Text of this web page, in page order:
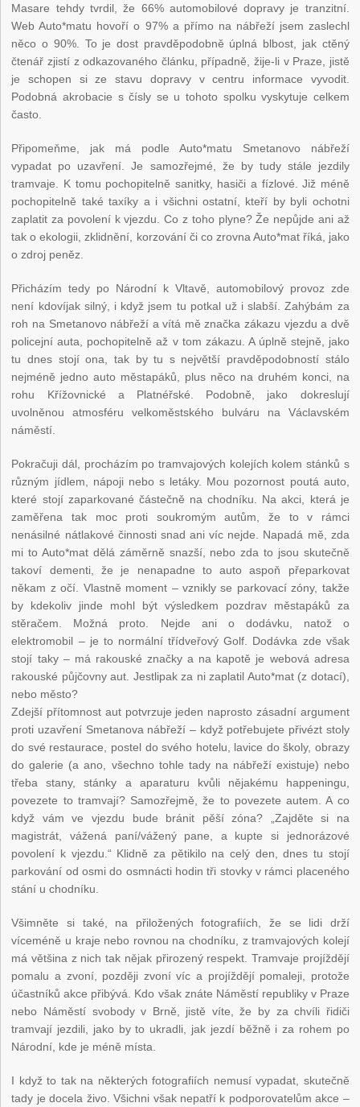
Masare tehdy tvrdil, že 66% automobilové dopravy je tranzitní.
Web Auto*matu hovoří o 97% a přímo na nábřeží jsem zaslechl
něco o 90%. To je dost pravděpodobně úplná blbost, jak ctěný
čtenář zjistí z odkazovaného článku, případně, žije-li v Praze, jistě
je schopen si ze stavu dopravy v centru informace vyvodit.
Podobná akrobacie s čísly se u tohoto spolku vyskytuje celkem
často.
Připomeňme, jak má podle Auto*matu Smetanovo nábřeží
vypadat po uzavření. Je samozřejmé, že by tudy stále jezdily
tramvaje. K tomu pochopitelně sanitky, hasiči a fízlové. Již méně
pochopitelně také taxíky a i všichni ostatní, kteří by byli ochotni
zaplatit za povolení k vjezdu. Co z toho plyne? Že nepůjde ani až
tak o ekologii, zklidnění, korzování či co zrovna Auto*mat říká, jako
o zdroj peněz.
Přicházím tedy po Národní k Vltavě, automobilový provoz zde
není kdovíjak silný, i když jsem tu potkal už i slabší. Zahýbám za
roh na Smetanovo nábřeží a vítá mě značka zákazu vjezdu a dvě
policejní auta, pochopitelně až v tom zákazu. A úplně stejně, jako
tu dnes stojí ona, tak by tu s největší pravděpodobností stálo
nejméně jedno auto městapáků, plus něco na druhém konci, na
rohu Křížovnické a Platnéřské. Podobně, jako dokreslují
uvolněnou atmosféru velkoměstského bulváru na Václavském
náměstí.
Pokračuji dál, procházím po tramvajových kolejích kolem stánků s
různým jídlem, nápoji nebo s letáky. Mou pozornost poutá auto,
které stojí zaparkované částečně na chodníku. Na akci, která je
zaměřena tak moc proti soukromým autům, že to v rámci
nenásilné nátlakové činnosti snad ani víc nejde. Napadá mě, zda
mi to Auto*mat dělá záměrně snazší, nebo zda to jsou skutečně
takoví dementi, že je nenapadne to auto aspoň přeparkovat
někam z očí. Vlastně moment – vznikly se parkovací zóny, takže
by kdekoliv jinde mohl být výsledkem pozdrav městapáků za
stěračem. Možná proto. Nejde ani o dodávku, natož o
elektromobil – je to normální třídveřový Golf. Dodávka zde však
stojí taky – má rakouské značky a na kapotě je webová adresa
rakouské půjčovny aut. Jestlipak za ni zaplatil Auto*mat (z dotací),
nebo město?
Zdejší přítomnost aut potvrzuje jeden naprosto zásadní argument
proti uzavření Smetanova nábřeží – když potřebujete přivézt stoly
do své restaurace, postel do svého hotelu, lavice do školy, obrazy
do galerie (a ano, všechno tohle tady na nábřeží existuje) nebo
třeba stany, stánky a aparaturu kvůli nějakému happeningu,
povezete to tramvají? Samozřejmě, že to povezete autem. A co
když vám ve vjezdu bude bránit pěší zóna? „Zajděte si na
magistrát, vážená paní/vážený pane, a kupte si jednorázové
povolení k vjezdu.“ Klidně za pětikilo na celý den, dnes tu stojí
parkování od osmi do osmnácti hodin tři stovky v rámci placeného
stání u chodníku.
Všimněte si také, na přiložených fotografiích, že se lidi drží
víceméně u kraje nebo rovnou na chodníku, z tramvajových kolejí
má většina z nich tak nějak přirozený respekt. Tramvaje projíždějí
pomalu a zvoní, později zvoní víc a projíždějí pomaleji, protože
účastníků akce přibývá. Kdo však znáte Náměstí republiky v Praze
nebo Náměstí svobody v Brně, jistě víte, že by za chvíli řidiči
tramvají jezdili, jako by to ukradli, jak jezdí běžně i za rohem po
Národní, kde je méně místa.
I když to tak na některých fotografiích nemusí vypadat, skutečně
tady je docela živo. Všichni však nepatří k podporovatelům akce –